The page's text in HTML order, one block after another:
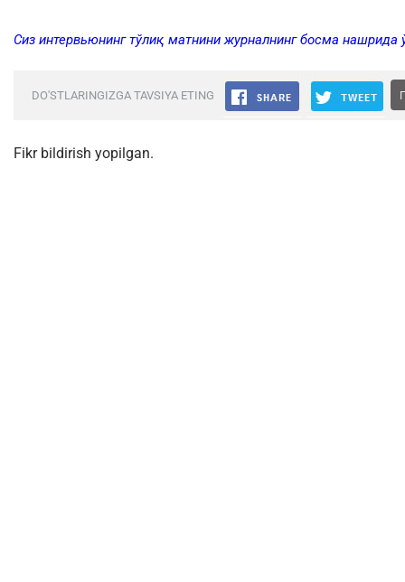
Сиз интервьюнинг тўлиқ матнини журналнинг босма
DO'STLARINGIZGA TAVSIYA ETING
Fikr bildirish yopilgan.